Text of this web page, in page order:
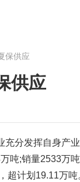
保供应
供应
充分发挥自身产
吨;销量2533万
超计划19.11万